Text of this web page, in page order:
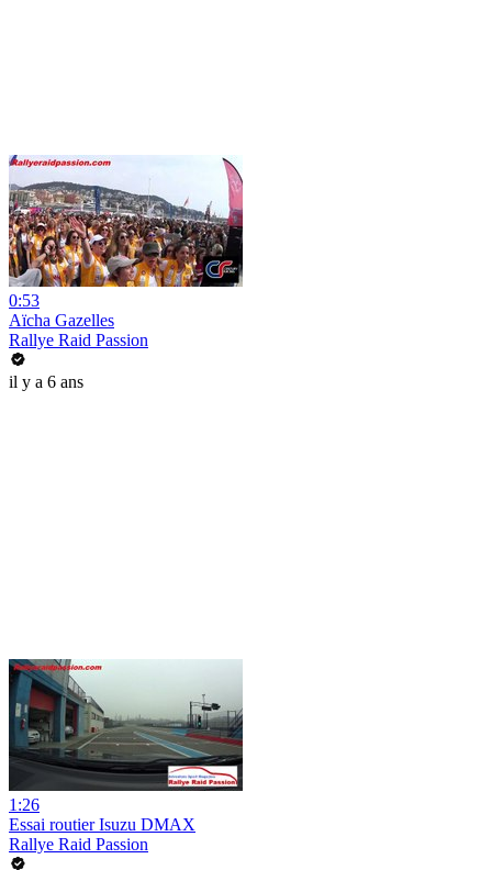
0:53
Aïcha Gazelles
Rallye Raid Passion
il y a 6 ans
1:26
Essai routier Isuzu DMAX
Rallye Raid Passion